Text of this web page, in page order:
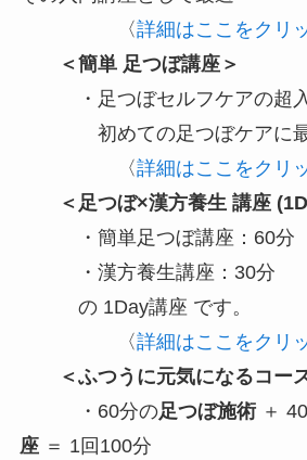
〈詳細はここをクリ
＜簡単 足つぼ講座＞
・足つぼセルフケアの超入
初めての足つぼケアに
〈詳細はここをクリ
＜足つぼ×漢方養生 講座
・簡単足つぼ講座：60分
・漢方養生講座：30分
の 1Day講座 です。
〈詳細はここをクリ
＜ふつうに元気になるコー
・60分の足つぼ施術＋
座＝ 1回100分